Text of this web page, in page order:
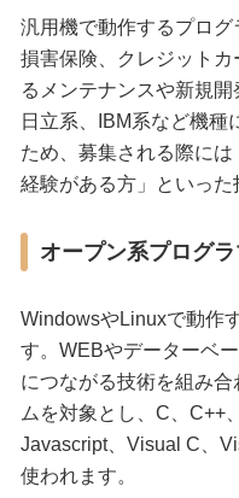
汎用機で動作するプログ
損害保険、クレジット
るメンテナンスや新規開
日立系、IBM系など機種
ため、募集される際に
経験がある方」といった
オープン系プログ
WindowsやLinuxで動作
す。WEBやデーターベ
につながる技術を組み
ムを対象とし、C、C++
Javascript、Visual C、
使われます。